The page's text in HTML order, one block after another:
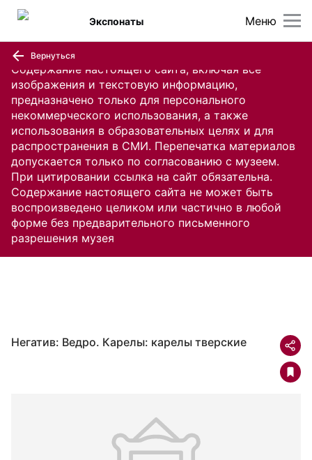
Содержание настоящего сайта, включая все
изображения и текстовую информацию,
предназначено только для персонального
некоммерческого использования, а также
использования в образовательных целях и для
распространения в СМИ. Перепечатка материалов
допускается только по согласованию с музеем.
При цитировании ссылка на сайт обязательна.
Содержание настоящего сайта не может быть
воспроизведено целиком или частично в любой
форме без предварительного письменного
разрешения музея
Меню
Экспонаты
Вернуться
Негатив: Ведро. Карелы: карелы тверские